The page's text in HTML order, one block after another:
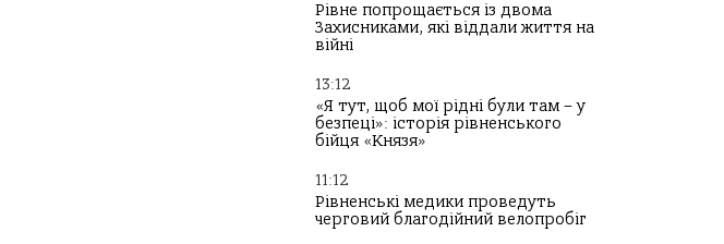
Рівне попрощається із двома
Захисниками, які віддали життя на
війні
13:12
«Я тут, щоб мої рідні були там – у
безпеці»: історія рівненського
бійця «Князя»
11:12
Рівненські медики проведуть
черговий благодійний велопробіг